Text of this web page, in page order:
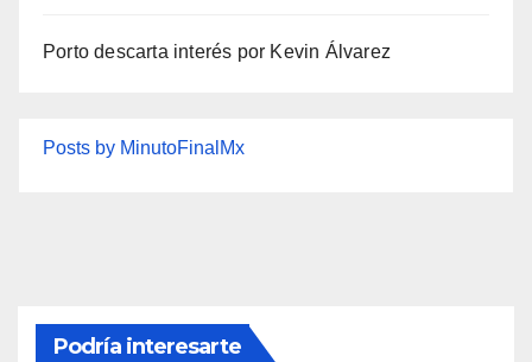
Porto descarta interés por Kevin Álvarez
Posts by MinutoFinalMx
Podría interesarte